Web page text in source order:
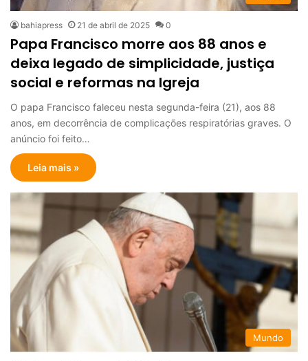
bahiapress 21 de abril de 2025 0
Papa Francisco morre aos 88 anos e
deixa legado de simplicidade, justiça
social e reformas na Igreja
O papa Francisco faleceu nesta segunda-feira (21), aos 88
anos, em decorrência de complicações respiratórias graves. O
anúncio foi feito…
Leia mais »
Mundo